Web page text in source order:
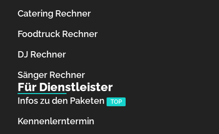
Catering Rechner
Foodtruck Rechner
DJ Rechner
Sänger Rechner
Für Dienstleister
Infos zu den Paketen TOP
Kennenlerntermin